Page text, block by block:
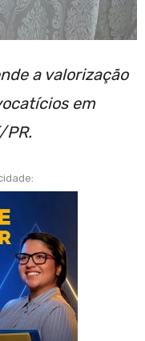
a valorização
em
PR.